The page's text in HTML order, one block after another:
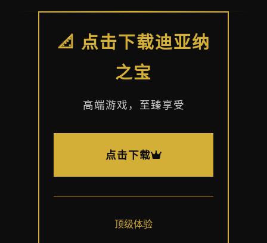
📐 点击下载迪亚纳
之宝
高端游戏，至臻享受
点击下载
顶级体验